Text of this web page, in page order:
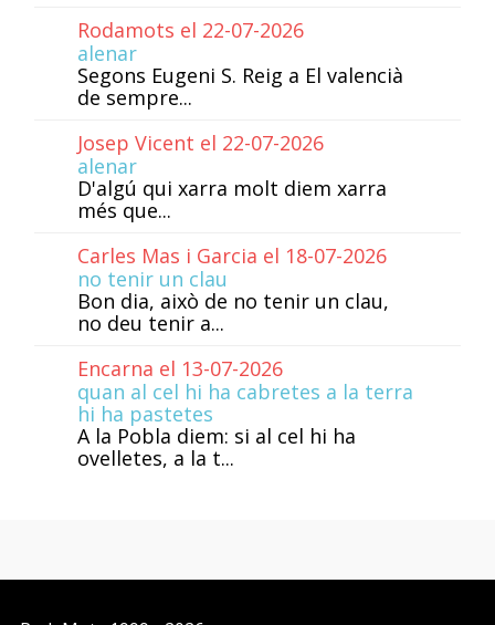
Rodamots el 22-07-2026
alenar
Segons Eugeni S. Reig a El valencià
de sempre...
Josep Vicent el 22-07-2026
alenar
D'algú qui xarra molt diem xarra
més que...
Carles Mas i Garcia el 18-07-2026
no tenir un clau
Bon dia, això de no tenir un clau,
no deu tenir a...
Encarna el 13-07-2026
quan al cel hi ha cabretes a la terra
hi ha pastetes
A la Pobla diem: si al cel hi ha
ovelletes, a la t...